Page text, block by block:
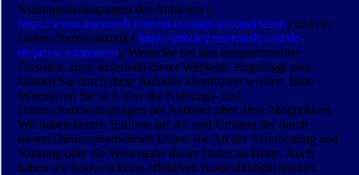
Nutzungsbedingungen des Anbieters (
https://www.microsoft.com/en-us/maps/product/terms) und der
Datenschutzerklärung (https://privacy.microsoft.com/de-
de/privacystatement). Wenn Sie bei den entsprechenden
Diensten, auch außerhalb dieser Webseite, eingeloggt sind,
können Sie durch diese Anbieter identifiziert werden. Bitte
informieren Sie sich über die Nutzungs- und
Datenschutzbedingungen der Anbieter über diese Möglichkeit.
Wir haben keinen Einfluss auf Art und Umfang der durch
diesen Dienst verarbeiteten Daten, die Art der Verarbeitung und
Nutzung oder die Weitergabe dieser Daten an Dritte. Auch
haben wir insoweit keine effektiven Kontrollmöglichkeiten.